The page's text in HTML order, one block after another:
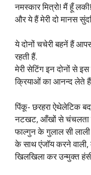
नमस्कार मित्रो! मैं हूँ लकी!
और ये हैं मेरी दो मानस
ये दोनों चचेरी बहनें हैं
रहती हैं.
मेरी सेटिंग इन दोनों से
क्रियाओं का आनन्द लेते
पिंकू- छरहरा ऐथेलेटिक
नटखट, आँखों से चंचलता
फाल्गुन के गुलाल सी लाली
के साथ एंजॉय करने
खिलखिला कर उन्मुक्त